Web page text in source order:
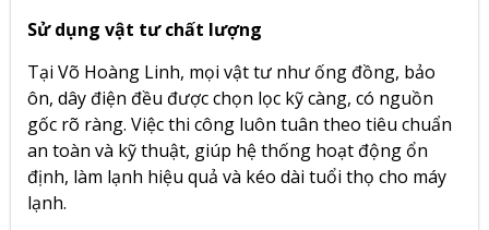
Sử dụng vật tư chất lượng
Tại Võ Hoàng Linh, mọi vật tư như ống đồng, bảo
ôn, dây điện đều được chọn lọc kỹ càng, có nguồn
gốc rõ ràng. Việc thi công luôn tuân theo tiêu chuẩn
an toàn và kỹ thuật, giúp hệ thống hoạt động ổn
định, làm lạnh hiệu quả và kéo dài tuổi thọ cho máy
lạnh.